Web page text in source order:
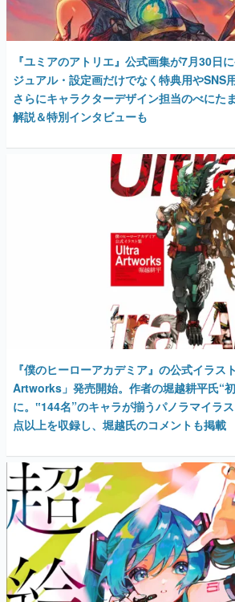
『ユミアのアトリエ』公式画集が7月30日
ジュアル・設定画だけでなく特典用やSNS
さらにキャラクターデザイン担当のべにた
解説＆特別インタビューも
『僕のヒーローアカデミア』の公式イラス
Artworks」発売開始。作者の堀越耕平氏“
に。‟144名”のキャラが揃うパノラマイラ
点以上を収録し、堀越氏のコメントも掲載